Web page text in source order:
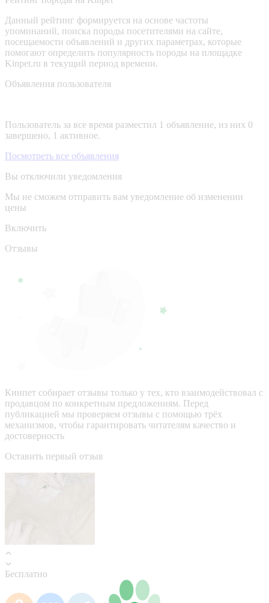
Данный рейтинг формируется на основе частоты
упоминаний, поиска породы посетителями на сайте,
посещаемости объявлений и других параметрах, которые
помогают определить популярность породы на площадке
Kinpet.ru в текущий период времени.
Объявления пользователя
Пользователь за все время разместил 1 объявление, из них 0
завершено, 1 активное.
Посмотреть все объявления
Вы отключили уведомления
Мы не сможем отправить вам уведомление об изменении
цены
Включить
Отзывы
Кинпет собирает отзывы только у тех, кто взаимодействовал с
продавцом по конкретным предложениям. Перед
публикацией мы проверяем отзывы с помощью трёх
механизмов, чтобы гарантировать читателям качество и
достоверность
Оставить первый отзыв
Бесплатно